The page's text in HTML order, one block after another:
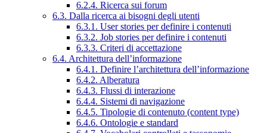
6.2.4. Ricerca sui forum
6.3. Dalla ricerca ai bisogni degli utenti
6.3.1. User stories per definire i contenuti
6.3.2. Job stories per definire i contenuti
6.3.3. Criteri di accettazione
6.4. Architettura dell’informazione
6.4.1. Definire l’architettura dell’informazione
6.4.2. Alberatura
6.4.3. Flussi di interazione
6.4.4. Sistemi di navigazione
6.4.5. Tipologie di contenuto (content type)
6.4.6. Ontologie e standard